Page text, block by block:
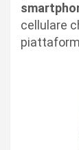
cellulare